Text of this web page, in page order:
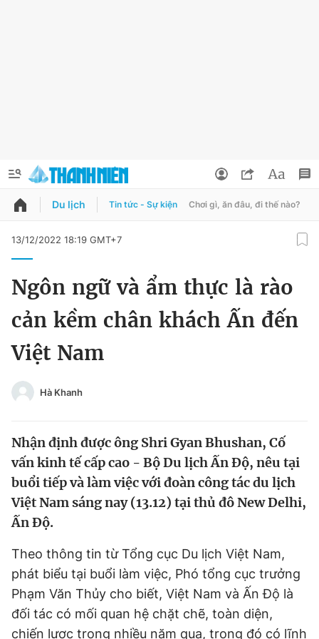
QUẢNG CÁO
Chuyên mục
Chào ngày mới
Video Magazine
Sản phẩm khác
Thông tin tòa soạn Liên hệ quảng cáo
Đổi mật khẩu
Tin đã lưu
Tin đã xem
Đăng xuất
Du lịch Tin tức - Sự kiện Chơi gì, ăn đâu, đi thế nào?
13/12/2022 18:19 GMT+7
Ngôn ngữ và ẩm thực là rào
cản kềm chân khách Ấn đến
Việt Nam
Hà Khanh
Nhận định được ông Shri Gyan Bhushan, Cố
vấn kinh tế cấp cao - Bộ Du lịch Ấn Độ, nêu tại
buổi tiếp và làm việc với đoàn công tác du lịch
Việt Nam sáng nay (13.12) tại thủ đô New Delhi,
Ấn Độ.
Theo thông tin từ Tổng cục Du lịch Việt Nam,
phát biểu tại buổi làm việc, Phó tổng cục trưởng
Phạm Văn Thủy cho biết, Việt Nam và Ấn Độ là
đối tác có mối quan hệ chặt chẽ, toàn diện,
chiến lược trong nhiều năm qua, trong đó có lĩnh